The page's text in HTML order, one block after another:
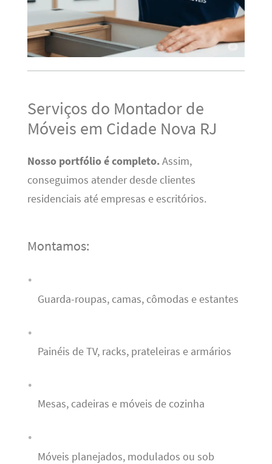
Serviços do Montador de
Móveis em Cidade Nova RJ
Nosso portfólio é completo.Assim,
conseguimos atender desde clientes
residenciais até empresas e escritórios.
Montamos:
Guarda-roupas, camas, cômodas e estantes
Painéis de TV, racks, prateleiras e armários
Mesas, cadeiras e móveis de cozinha
Móveis planejados, modulados ou sob